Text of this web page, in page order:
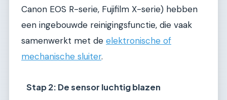
Canon EOS R-serie, Fujifilm X-serie) hebben
een ingebouwde reinigingsfunctie, die vaak
samenwerkt met de elektronische of
mechanische sluiter.
Stap 2: De sensor luchtig blazen